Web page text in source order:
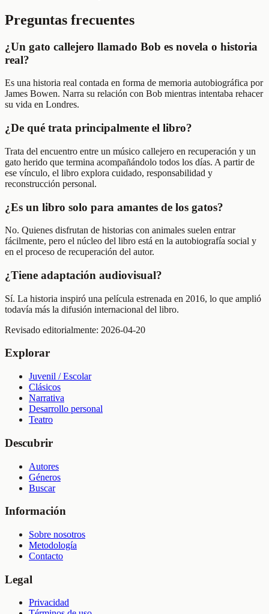
Preguntas frecuentes
¿Un gato callejero llamado Bob es novela o historia
real?
Es una historia real contada en forma de memoria autobiográfica por
James Bowen. Narra su relación con Bob mientras intentaba rehacer
su vida en Londres.
¿De qué trata principalmente el libro?
Trata del encuentro entre un músico callejero en recuperación y un
gato herido que termina acompañándolo todos los días. A partir de
ese vínculo, el libro explora cuidado, responsabilidad y
reconstrucción personal.
¿Es un libro solo para amantes de los gatos?
No. Quienes disfrutan de historias con animales suelen entrar
fácilmente, pero el núcleo del libro está en la autobiografía social y
en el proceso de recuperación del autor.
¿Tiene adaptación audiovisual?
Sí. La historia inspiró una película estrenada en 2016, lo que amplió
todavía más la difusión internacional del libro.
Revisado editorialmente: 2026-04-20
Explorar
Juvenil / Escolar
Clásicos
Narrativa
Desarrollo personal
Teatro
Descubrir
Autores
Géneros
Buscar
Información
Sobre nosotros
Metodología
Contacto
Legal
Privacidad